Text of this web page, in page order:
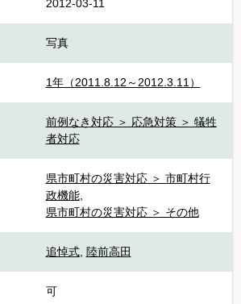
2012-03-11
写真
1年（2011.8.12～2012.3.11）
前例なき対応 ＞ 応急対策 ＞ 犠牲
者対応
県市町村の災害対応 ＞ 市町村行
政機能,
県市町村の災害対応 ＞ その他
追悼式, 陸前高田
可